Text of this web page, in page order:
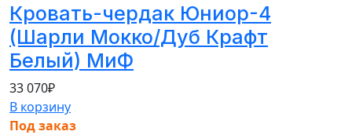
Кровать-чердак Юниор-4
(Шарли Мокко/Дуб Крафт
Белый) МиФ
33 070₽
В корзину
Под заказ